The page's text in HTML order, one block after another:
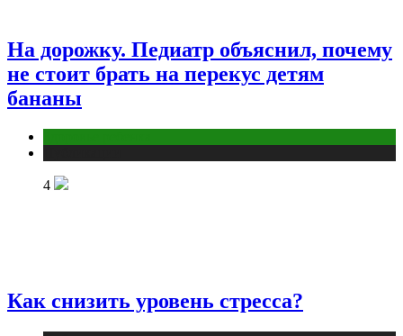
На дорожку. Педиатр объяснил, почему
не стоит брать на перекус детям
бананы
4
Как снизить уровень стресса?